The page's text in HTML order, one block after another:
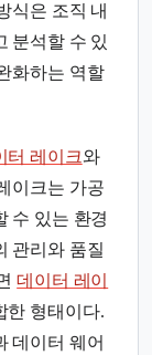
식은 조직 내
분석할 수 있
화하는 역할
터 레이크와
이크는 가공
수 있는 환경
관리와 품질
데이터 레이
한 형태이다.
데이터 웨어